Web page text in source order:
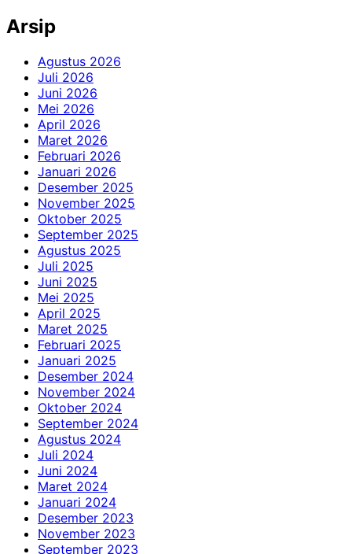
Arsip
Agustus 2026
Juli 2026
Juni 2026
Mei 2026
April 2026
Maret 2026
Februari 2026
Januari 2026
Desember 2025
November 2025
Oktober 2025
September 2025
Agustus 2025
Juli 2025
Juni 2025
Mei 2025
April 2025
Maret 2025
Februari 2025
Januari 2025
Desember 2024
November 2024
Oktober 2024
September 2024
Agustus 2024
Juli 2024
Juni 2024
Maret 2024
Januari 2024
Desember 2023
November 2023
September 2023